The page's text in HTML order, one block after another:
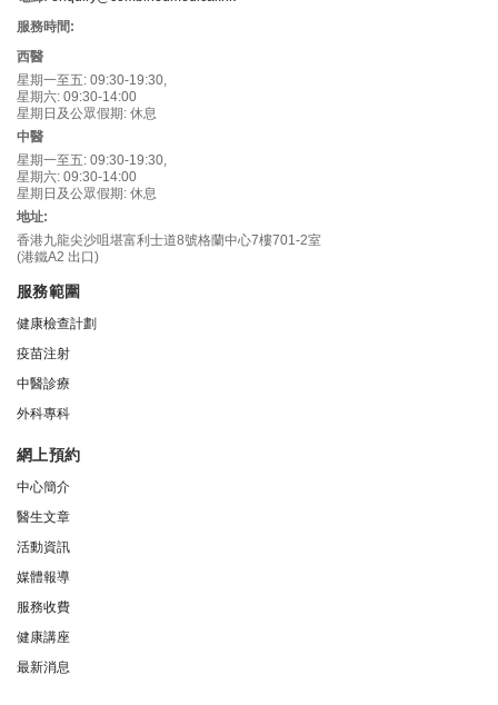
服務時間:
西醫
星期一至五: 09:30-19:30,
星期六: 09:30-14:00
星期日及公眾假期: 休息
中醫
星期一至五: 09:30-19:30,
星期六: 09:30-14:00
星期日及公眾假期: 休息
地址:
香港九龍尖沙咀堪富利士道8號格蘭中心7樓701-2室
(港鐵A2 出口)
服務範圍
健康檢查計劃
疫苗注射
中醫診療
外科專科
網上預約
中心簡介
醫生文章
活動資訊
媒體報導
服務收費
健康講座
最新消息